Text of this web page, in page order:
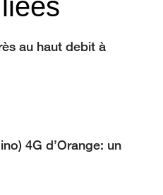
au haut debit à
4G d’Orange: un